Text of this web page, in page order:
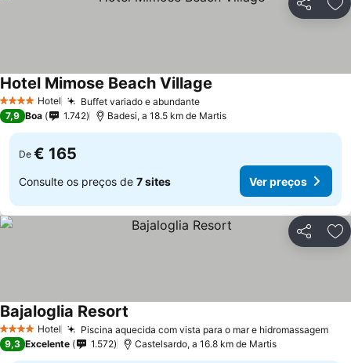
Partilhar
4 EstrelasHotel Buffet variado e abundante
Hotel Mimose Beach Village
7,9 Boa 1.742 Badesi, a 18.5 km de Martis
De € 165
Consulte os preços de 7 sites Ver preços
Partilhar
4 EstrelasHotel Piscina aquecida com vista para o mar e hidromassagem
Bajaloglia Resort
9,3 Excelente 1.572 Castelsardo, a 16.8 km de Martis